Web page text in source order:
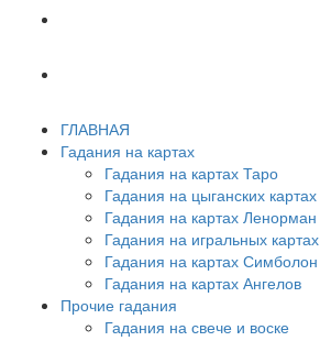
ГЛАВНАЯ
Гадания на картах
Гадания на картах Таро
Гадания на цыганских картах
Гадания на картах Ленорман
Гадания на игральных картах
Гадания на картах Симболон
Гадания на картах Ангелов
Прочие гадания
Гадания на свече и воске